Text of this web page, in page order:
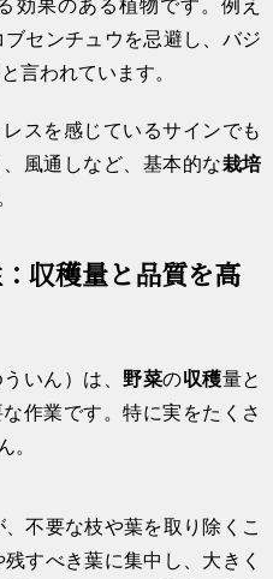
センチュウを忌避し、バジ
言われています。
スを感じているサインでも
風通しなど、基本的な栽培
収穫量と品質を高
いん）は、 野菜の収穫量と
作業です。特に実をたくさ
。
不要な枝や葉を取り除くこ
すべき葉に集中し、大きく